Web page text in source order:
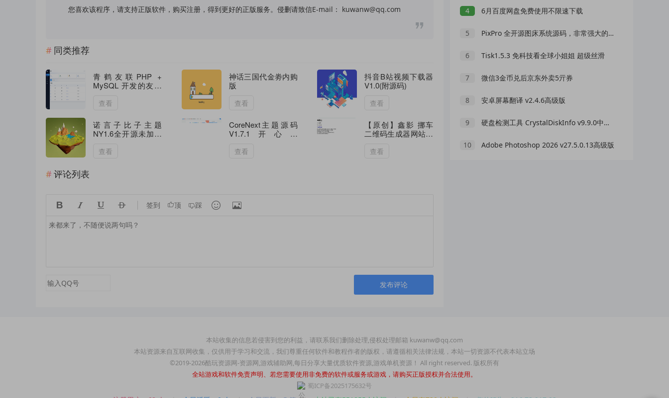
您喜欢该程序，请支持正版软件，购买注册，得到更好的正版服务。侵删请致信E-mail： kuwanw@qq.com
同类推荐
青鹤友联PHP +
MySQL 开发的友链
查看
神话三国代金劵内购
版
查看
抖音B站视频下载器
V1.0(附源码)
查看
诺言子比子主题
NY1.6全开源未加密
查看
CoreNext主题源码
V1.7.1开心版
能主题
查看
【原创】鑫影 挪车
二维码生成器网站源
查看
评论列表
    签到 顶 踩  
发布评论
4 6月百度网盘免费使用不限速下载
5 PixPro 全开源图床系统源码，非常强大的压缩率
6 Tisk1.5.3 免科技看全球小姐姐 超级丝滑
7 微信3金币兑后京东外卖5亓券
8 安卓屏幕翻译 v2.4.6高级版
9 硬盘检测工具 CrystalDiskInfo v9.9.0中文版
10 Adobe Photoshop 2026 v27.5.0.13高级版
本站收集的信息若侵害到您的利益，请联系我们删除处理,侵权处理邮箱 kuwanw@qq.com
本站资源来自互联网收集，仅供用于学习和交流，我们尊重任何软件和教程作者的版权，请遵循相关法律法规，本站一切资源不代表本站立场
©2019-2026酷玩资源网-资源网,游戏辅助网,每日分享大量优质软件资源,游戏单机资源！ All right reserved. 版权所有
全站游戏和软件免责声明、若您需要使用非免费的软件或服务或游戏，请购买正版授权并合法使用。
蜀ICP备2025175632号